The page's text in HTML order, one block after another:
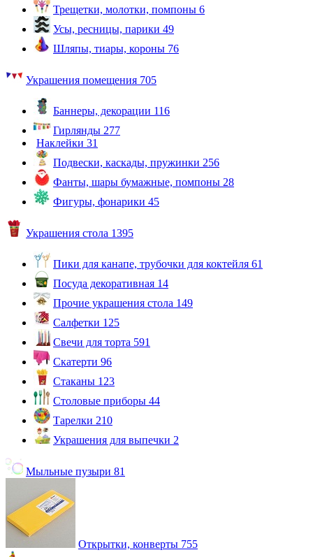
Трещетки, молотки, помпоны 6
Усы, ресницы, парики 49
Шляпы, тиары, короны 76
Украшения помещения 705
Баннеры, декорации 116
Гирлянды 277
Наклейки 31
Подвески, каскады, пружинки 256
Фанты, шары бумажные, помпоны 28
Фигуры, фонарики 45
Украшения стола 1395
Пики для канапе, трубочки для коктейля 61
Посуда декоративная 14
Прочие украшения стола 149
Салфетки 125
Свечи для торта 591
Скатерти 96
Стаканы 123
Столовые приборы 44
Тарелки 210
Украшения для выпечки 2
Мыльные пузыри 81
Открытки, конверты 755